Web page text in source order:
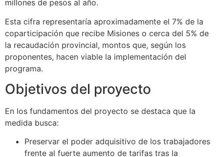
millones de pesos al año.
Esta cifra representaría aproximadamente el 7% de la
coparticipación que recibe Misiones o cerca del 5% de
la recaudación provincial, montos que, según los
proponentes, hacen viable la implementación del
programa.
Objetivos del proyecto
En los fundamentos del proyecto se destaca que la
medida busca:
Preservar el poder adquisitivo de los trabajadores
frente al fuerte aumento de tarifas tras la